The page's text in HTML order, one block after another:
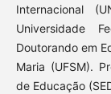
Internacional
Universidade
Doutorando em
Maria (UFSM).
de Educação